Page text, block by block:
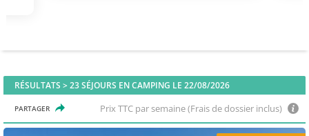
RÉSULTATS >23SÉJOURS EN CAMPING LE 22/08/2026
PARTAGER Prix TTC par semaine (Frais de dossier inclus)